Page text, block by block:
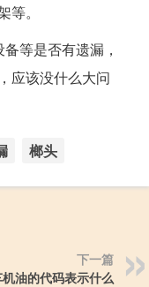
。
等是否有遗漏，
应该没什么大问
榔头
下一篇
油的代码表示什么